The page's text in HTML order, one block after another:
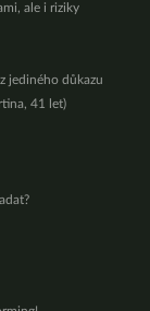
ale i riziky
jediného důkazu
41 let)